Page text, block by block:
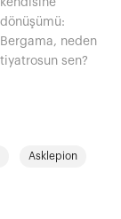
Asklepion